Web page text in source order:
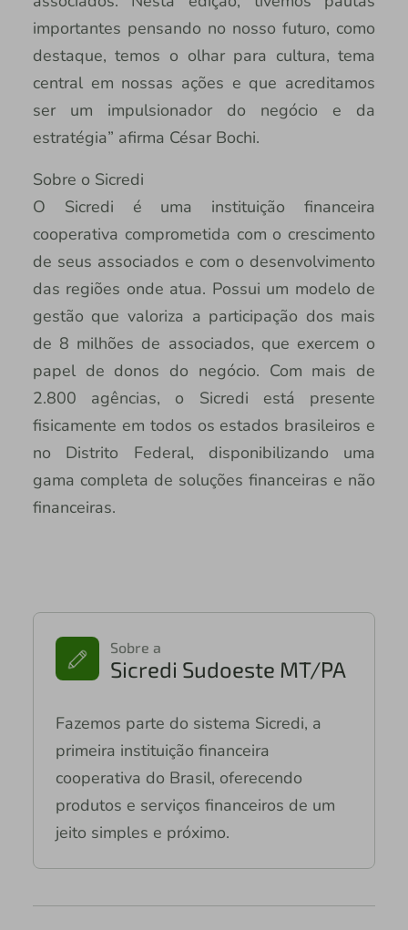
importantes pensando no nosso futuro, como
destaque, temos o olhar para cultura, tema
central em nossas ações e que acreditamos
ser um impulsionador do negócio e da
estratégia” afirma César Bochi.
Sobre o Sicredi
O Sicredi é uma instituição financeira
cooperativa comprometida com o crescimento
de seus associados e com o desenvolvimento
das regiões onde atua. Possui um modelo de
gestão que valoriza a participação dos mais
de 8 milhões de associados, que exercem o
papel de donos do negócio. Com mais de
2.800 agências, o Sicredi está presente
fisicamente em todos os estados brasileiros e
no Distrito Federal, disponibilizando uma
gama completa de soluções financeiras e não
financeiras.
Sobre a
Sicredi Sudoeste MT/PA
Fazemos parte do sistema Sicredi, a
primeira instituição financeira
cooperativa do Brasil, oferecendo
produtos e serviços financeiros de um
jeito simples e próximo.